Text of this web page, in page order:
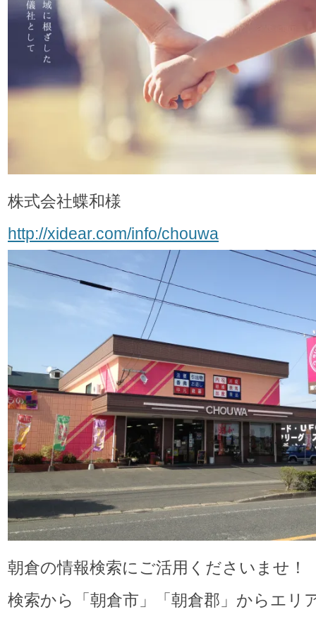
株式会社蝶和様
http://xidear.com/info/chouwa
朝倉の情報検索にご活用くださいませ！
検索から「朝倉市」「朝倉郡」からエリ